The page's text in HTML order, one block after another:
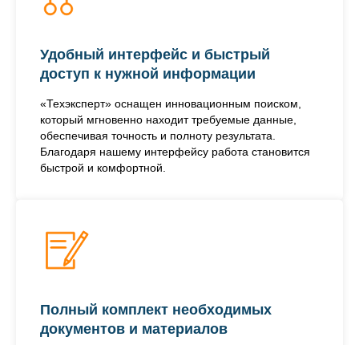
Удобный интерфейс и быстрый
доступ к нужной информации
«Техэксперт» оснащен инновационным поиском,
который мгновенно находит требуемые данные,
обеспечивая точность и полноту результата.
Благодаря нашему интерфейсу работа становится
быстрой и комфортной.
Полный комплект необходимых
документов и материалов